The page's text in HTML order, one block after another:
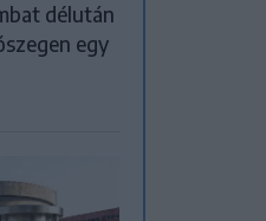
délután
egy